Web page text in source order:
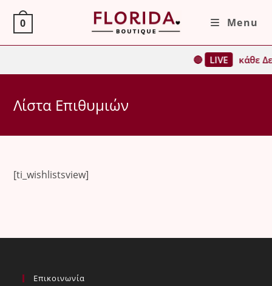
content
0 Menu
🔴 LIVE κάθε
Λίστα Επιθυμιών
[ti_wishlistsview]
Επικοινωνία